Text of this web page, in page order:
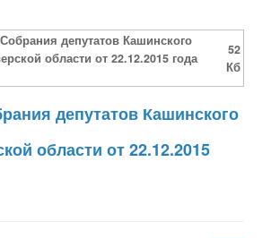
депутатов Кашинского
области от 22.12.2015 года
52
Кб
депутатов Кашинского
области от 22.12.2015